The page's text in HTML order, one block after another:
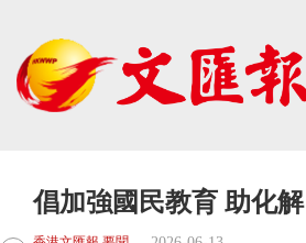
倡加強國民教育 助化解